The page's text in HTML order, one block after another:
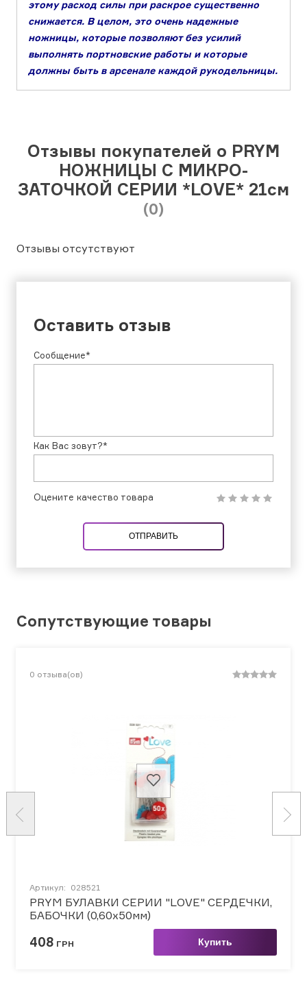
этому расход силы при раскрое существенно
снижается. В целом, это очень надежные
ножницы, которые позволяют без усилий
выполнять портновские работы и которые
должны быть в арсенале каждой рукодельницы.
Отзывы покупателей о PRYM
НОЖНИЦЫ С МИКРО-
ЗАТОЧКОЙ СЕРИИ *LOVE* 21см
(0)
Отзывы отсутствуют
Оставить отзыв
Сообщение*
Как Вас зовут?*
Оцените качество товара
ОТПРАВИТЬ
Сопутствующие товары
0 отзыва(ов)
Артикул: 028521
PRYM БУЛАВКИ СЕРИИ "LOVE" СЕРДЕЧКИ,
БАБОЧКИ (0,60х50мм)
408 ГРН Купить